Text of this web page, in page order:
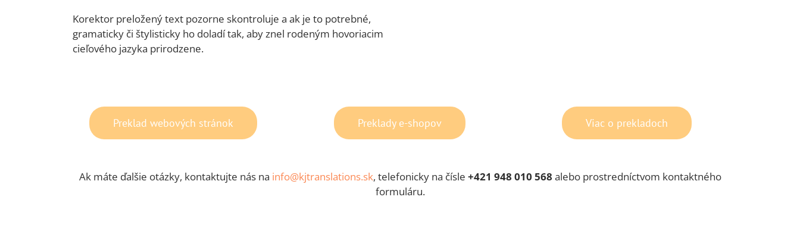
Korektor preložený text pozorne skontroluje a ak je to potrebné,
gramaticky či štylisticky ho doladí tak, aby znel rodeným hovoriacim
cieľového jazyka prirodzene.
Preklad webových stránok Preklady e-shopov Viac o prekladoch
Ak máte ďalšie otázky, kontaktujte nás na info@kjtranslations.sk, telefonicky na čísle +421 948 010 568 alebo prostredníctvom kontaktného
formuláru.